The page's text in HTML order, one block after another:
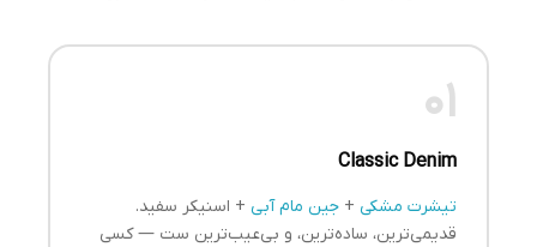
01
Classic Denim
تیشرت مشکی +جین مام آبی + اسنیکر سفید.
قدیمی‌ترین، ساده‌ترین، و بی‌عیب‌ترین ست — کسی